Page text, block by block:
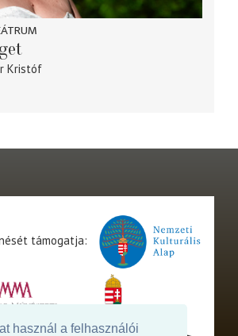
használ a felhasználói
Kristóf
támogatja: